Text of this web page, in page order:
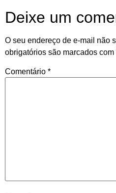
Deixe um
O seu endereço de e-mail não
obrigatórios são marcados com
Comentário *